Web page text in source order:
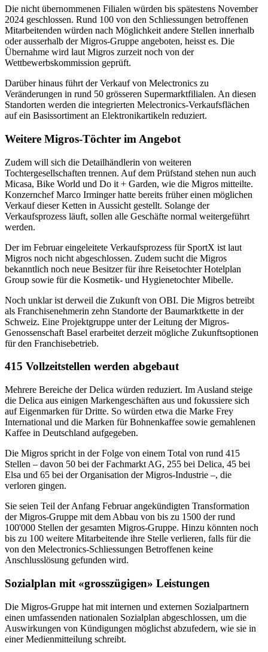
Die nicht übernommenen Filialen würden bis spätestens November
2024 geschlossen. Rund 100 von den Schliessungen betroffenen
Mitarbeitenden würden nach Möglichkeit andere Stellen innerhalb
oder ausserhalb der Migros-Gruppe angeboten, heisst es. Die
Übernahme wird laut Migros zurzeit noch von der
Wettbewerbskommission geprüft.
Darüber hinaus führt der Verkauf von Melectronics zu
Veränderungen in rund 50 grösseren Supermarktfilialen. An diesen
Standorten werden die integrierten Melectronics-Verkaufsflächen
auf ein Basissortiment an Elektronikartikeln reduziert.
Weitere Migros-Töchter im Angebot
Zudem will sich die Detailhändlerin von weiteren
Tochtergesellschaften trennen. Auf dem Prüfstand stehen nun auch
Micasa, Bike World und Do it + Garden, wie die Migros mitteilte.
Konzernchef Marco Irminger hatte bereits früher einen möglichen
Verkauf dieser Ketten in Aussicht gestellt. Solange der
Verkaufsprozess läuft, sollen alle Geschäfte normal weitergeführt
werden.
Der im Februar eingeleitete Verkaufsprozess für SportX ist laut
Migros noch nicht abgeschlossen. Zudem sucht die Migros
bekanntlich noch neue Besitzer für ihre Reisetochter Hotelplan
Group sowie für die Kosmetik- und Hygienetochter Mibelle.
Noch unklar ist derweil die Zukunft von OBI. Die Migros betreibt
als Franchisenehmerin zehn Standorte der Baumarktkette in der
Schweiz. Eine Projektgruppe unter der Leitung der Migros-
Genossenschaft Basel erarbeitet derzeit mögliche Zukunftsoptionen
für den Franchisebetrieb.
415 Vollzeitstellen werden abgebaut
Mehrere Bereiche der Delica würden reduziert. Im Ausland steige
die Delica aus einigen Markengeschäften aus und fokussiere sich
auf Eigenmarken für Dritte. So würden etwa die Marke Frey
International und die Marken für Bohnenkaffee sowie gemahlenen
Kaffee in Deutschland aufgegeben.
Die Migros spricht in der Folge von einem Total von rund 415
Stellen – davon 50 bei der Fachmarkt AG, 255 bei Delica, 45 bei
Elsa und 65 bei der Organisation der Migros-Industrie –, die
verloren gingen.
Sie seien Teil der Anfang Februar angekündigten Transformation
der Migros-Gruppe mit dem Abbau von bis zu 1500 der rund
100'000 Stellen der gesamten Migros-Gruppe. Hinzu könnten noch
bis zu 100 weitere Mitarbeitende ihre Stelle verlieren, falls für die
von den Melectronics-Schliessungen Betroffenen keine
Anschlusslösung gefunden wird.
Sozialplan mit «grosszügigen» Leistungen
Die Migros-Gruppe hat mit internen und externen Sozialpartnern
einen umfassenden nationalen Sozialplan abgeschlossen, um die
Auswirkungen von Kündigungen möglichst abzufedern, wie sie in
einer Medienmitteilung schreibt.